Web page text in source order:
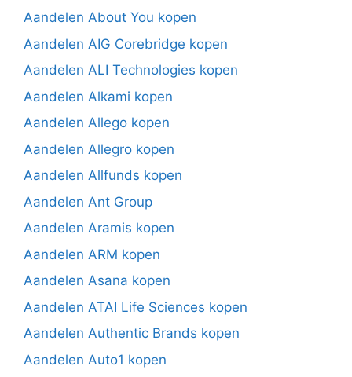
Aandelen About You kopen
Aandelen AIG Corebridge kopen
Aandelen ALI Technologies kopen
Aandelen Alkami kopen
Aandelen Allego kopen
Aandelen Allegro kopen
Aandelen Allfunds kopen
Aandelen Ant Group
Aandelen Aramis kopen
Aandelen ARM kopen
Aandelen Asana kopen
Aandelen ATAI Life Sciences kopen
Aandelen Authentic Brands kopen
Aandelen Auto1 kopen